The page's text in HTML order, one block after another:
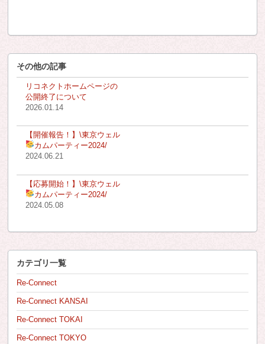
その他の記事
リコネクトホームページの
公開終了について
2026.01.14
【開催報告！】\東京ウェル
カムパーティー2024/
2024.06.21
【応募開始！】\東京ウェル
カムパーティー2024/
2024.05.08
カテゴリ一覧
Re-Connect
Re-Connect KANSAI
Re-Connect TOKAI
Re-Connect TOKYO